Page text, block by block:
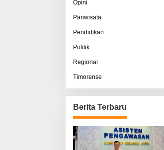
Opini
Pariwisata
Pendidikan
Politik
Regional
Timorense
Berita Terbaru